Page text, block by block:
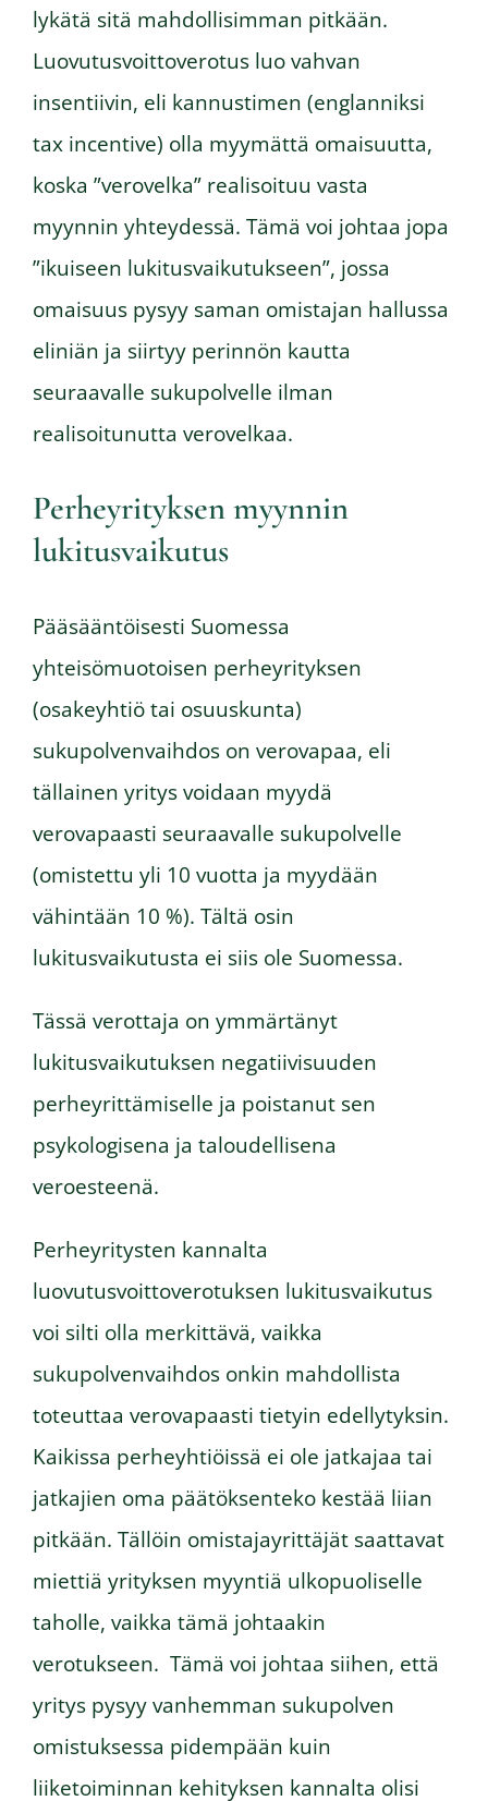
lykätä sitä mahdollisimman pitkään.
Luovutusvoittoverotus luo vahvan
insentiivin, eli kannustimen (englanniksi
tax incentive) olla myymättä omaisuutta,
koska ”verovelka” realisoituu vasta
myynnin yhteydessä. Tämä voi johtaa jopa
”ikuiseen lukitusvaikutukseen”, jossa
omaisuus pysyy saman omistajan hallussa
eliniän ja siirtyy perinnön kautta
seuraavalle sukupolvelle ilman
realisoitunutta verovelkaa.
Perheyrityksen myynnin
lukitusvaikutus
Pääsääntöisesti Suomessa
yhteisömuotoisen perheyrityksen
(osakeyhtiö tai osuuskunta)
sukupolvenvaihdos on verovapaa, eli
tällainen yritys voidaan myydä
verovapaasti seuraavalle sukupolvelle
(omistettu yli 10 vuotta ja myydään
vähintään 10 %). Tältä osin
lukitusvaikutusta ei siis ole Suomessa.
Tässä verottaja on ymmärtänyt
lukitusvaikutuksen negatiivisuuden
perheyrittämiselle ja poistanut sen
psykologisena ja taloudellisena
veroesteenä.
Perheyritysten kannalta
luovutusvoittoverotuksen lukitusvaikutus
voi silti olla merkittävä, vaikka
sukupolvenvaihdos onkin mahdollista
toteuttaa verovapaasti tietyin edellytyksin.
Kaikissa perheyhtiöissä ei ole jatkajaa tai
jatkajien oma päätöksenteko kestää liian
pitkään. Tällöin omistajayrittäjät saattavat
miettiä yrityksen myyntiä ulkopuoliselle
taholle, vaikka tämä johtaakin
verotukseen. Tämä voi johtaa siihen, että
yritys pysyy vanhemman sukupolven
omistuksessa pidempään kuin
liiketoiminnan kehityksen kannalta olisi